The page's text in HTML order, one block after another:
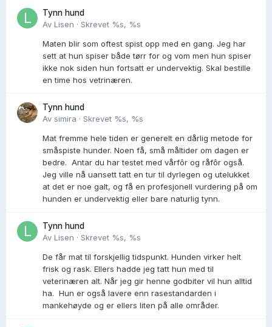
Tynn hund
Av Lisen · Skrevet %s, %s
Maten blir som oftest spist opp med en gang. Jeg har
sett at hun spiser både tørr for og vom men hun spiser
ikke nok siden hun fortsatt er undervektig. Skal bestille
en time hos vetrinæren.
Tynn hund
Av simira · Skrevet %s, %s
Mat fremme hele tiden er generelt en dårlig metode for
småspiste hunder. Noen få, små måltider om dagen er
bedre. Antar du har testet med vårfôr og råfôr også.
Jeg ville nå uansett tatt en tur til dyrlegen og utelukket
at det er noe galt, og få en profesjonell vurdering på om
hunden er undervektig eller bare naturlig tynn.
Tynn hund
Av Lisen · Skrevet %s, %s
De får mat til forskjellig tidspunkt. Hunden virker helt
frisk og rask. Ellers hadde jeg tatt hun med til
veterinæren alt. Når jeg gir henne godbiter vil hun alltid
ha. Hun er også lavere enn rasestandarden i
mankehøyde og er ellers liten på alle områder.